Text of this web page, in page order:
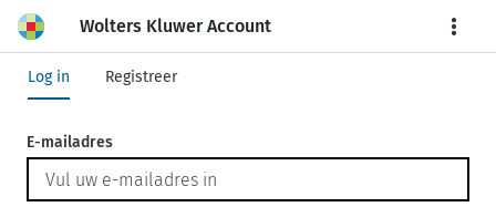
Wolters Kluwer Account More
Log in Registreer
E-mailadres